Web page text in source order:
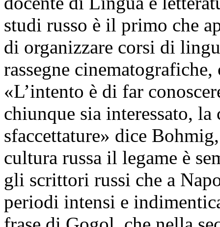
studi russo è il primo che
di organizzare corsi di
rassegne
«L’intento è di far
chiunque sia interessato,
sfaccettature» dice
cultura russa il legame è
gli scrittori russi che a
periodi intensi e